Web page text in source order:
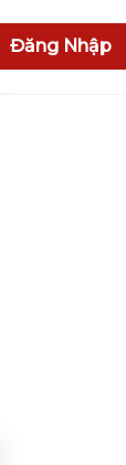
Đăng Nhập